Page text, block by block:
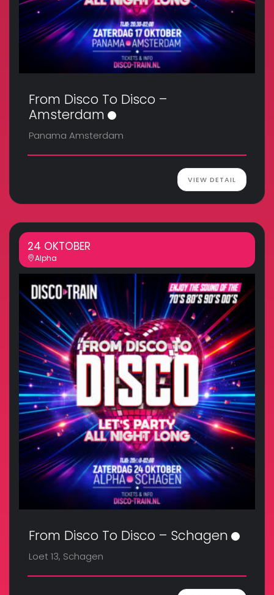
From Disco To Disco –
Amsterdam
Panama Amsterdam
VIEW DETAIL
24 OKTOBER
Alpha
From Disco To Disco – Schagen
Loet 13, Schagen